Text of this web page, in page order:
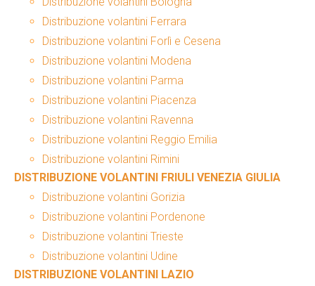
Distribuzione volantini Ferrara
Distribuzione volantini Forlì e Cesena
Distribuzione volantini Modena
Distribuzione volantini Parma
Distribuzione volantini Piacenza
Distribuzione volantini Ravenna
Distribuzione volantini Reggio Emilia
Distribuzione volantini Rimini
DISTRIBUZIONE VOLANTINI FRIULI VENEZIA GIULIA
Distribuzione volantini Gorizia
Distribuzione volantini Pordenone
Distribuzione volantini Trieste
Distribuzione volantini Udine
DISTRIBUZIONE VOLANTINI LAZIO